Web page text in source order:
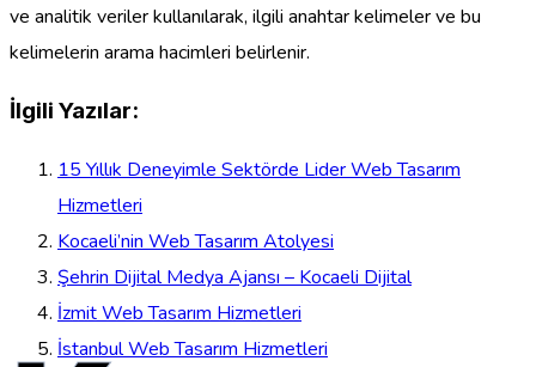
ve analitik veriler kullanılarak, ilgili anahtar kelimeler ve bu
kelimelerin arama hacimleri belirlenir.
İlgili Yazılar:
15 Yıllık Deneyimle Sektörde Lider Web Tasarım
Hizmetleri
Kocaeli’nin Web Tasarım Atolyesi
Şehrin Dijital Medya Ajansı – Kocaeli Dijital
İzmit Web Tasarım Hizmetleri
İstanbul Web Tasarım Hizmetleri